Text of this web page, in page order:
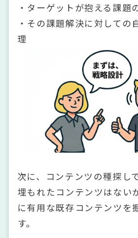
・ターゲットが抱える課題
・その課題解決に対しての
理
次に、コンテンツの種探し
埋もれたコンテンツはない
に有用な既存コンテンツを
す。